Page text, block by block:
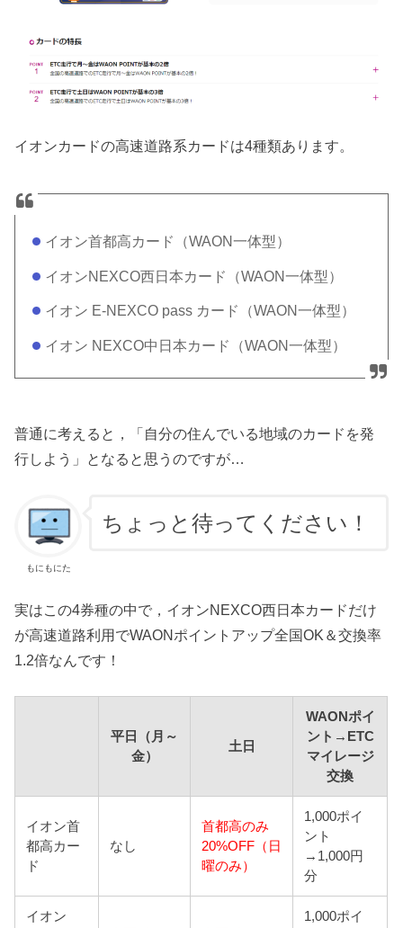
イオンカードの高速道路系カードは4種類あります。
イオン首都高カード（WAON一体型）
イオンNEXCO西日本カード（WAON一体型）
イオン E-NEXCO pass カード（WAON一体型）
イオン NEXCO中日本カード（WAON一体型）
普通に考えると，「自分の住んでいる地域のカードを発
行しよう」となると思うのですが…
もにもにた
ちょっと待ってください！
実はこの4券種の中で，イオンNEXCO西日本カードだけ
が高速道路利用でWAONポイントアップ全国OK＆交換率
1.2倍なんです！
平日（月～
金）
土日
WAONポイ
ント→ETC
マイレージ
交換
イオン首
都高カー
ド
なし
首都高のみ
20%OFF（日
曜のみ）
1,000ポイ
ント
→1,000円
分
イオン
1,000ポイ